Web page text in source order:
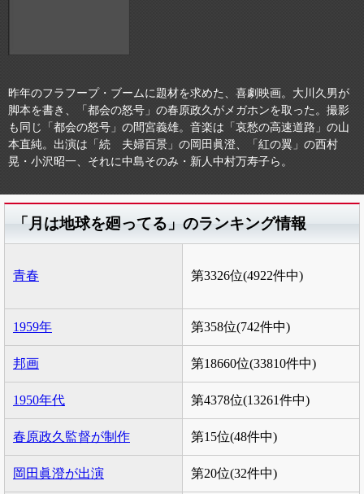
昨年のフラフープ・ブームに題材を求めた、喜劇映画。大川久男が
脚本を書き、「都会の怒号」の春原政久がメガホンを取った。撮影
も同じ「都会の怒号」の間宮義雄。音楽は「哀愁の高速道路」の山
本直純。出演は「続 夫婦百景」の岡田眞澄、「紅の翼」の西村
晃・小沢昭一、それに中島そのみ・新人中村万寿子ら。
「月は地球を廻ってる」のランキング情報
青春 第3326位(4922件中)
1959年 第358位(742件中)
邦画 第18660位(33810件中)
1950年代 第4378位(13261件中)
春原政久監督が制作 第15位(48件中)
岡田眞澄が出演 第20位(32件中)